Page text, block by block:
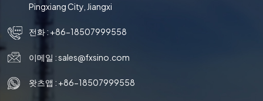
Pingxiang City, Jiangxi
전화 : +86-18507999558
이메일 :sales@fxsino.com
왓츠앱 : +86-18507999558